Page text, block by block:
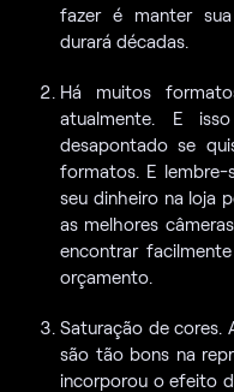
fazer é manter
durará décadas.
Há muitos
atualmente. E
desapontado se
formatos. E
seu dinheiro na loja
as melhores
encontrar
orçamento.
Saturação de cores.
são tão bons na
incorporou o efeito